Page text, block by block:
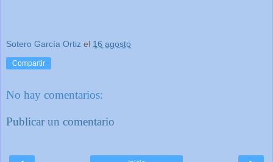
Sotero García Ortiz el 16 agosto
Compartir
No hay comentarios:
Publicar un comentario